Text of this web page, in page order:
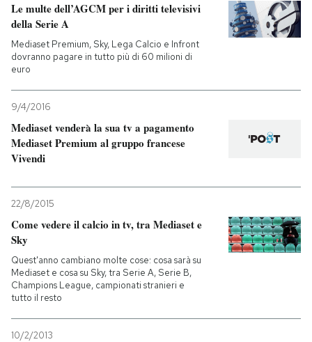
Le multe dell’AGCM per i diritti televisivi
della Serie A
Mediaset Premium, Sky, Lega Calcio e Infront
dovranno pagare in tutto più di 60 milioni di
euro
9/4/2016
Mediaset venderà la sua tv a pagamento
Mediaset Premium al gruppo francese
Vivendi
22/8/2015
Come vedere il calcio in tv, tra Mediaset e
Sky
Quest'anno cambiano molte cose: cosa sarà su
Mediaset e cosa su Sky, tra Serie A, Serie B,
Champions League, campionati stranieri e
tutto il resto
10/2/2013